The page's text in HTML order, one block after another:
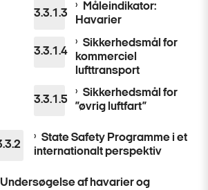
Måleindikator:
Havarier
Sikkerhedsmål for
kommerciel
lufttransport
Sikkerhedsmål for
”øvrig luftfart”
State Safety Programme i et
internationalt perspektiv
Undersøgelse af havarier og